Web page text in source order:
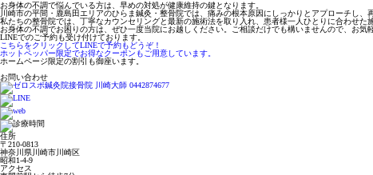
お身体の不調で悩んでいる方は、早めの対処が健康維持の鍵となります。
川崎市の平間・鹿島田エリアのひらま鍼灸・整骨院では、痛みの根本原因にしっかりとアプローチし、
私たちの整骨院では、 丁寧なカウンセリングと最新の施術法を取り入れ、患者様一人ひとりに合わせた
お身体の不調でお困りの方は、ぜひ一度当院にお越しください。ご相談だけでも構いませんので、お気
LINEでのご予約も受け付けております。
こちらをクリックしてLINEで予約もどうぞ！
ホットペッパー限定でお得なクーポンもご用意しています。
ホームページ限定の割引も御座います。
お問い合わせ
住所
〒210-0813
神奈川県川崎市川崎区
昭和1-4-9
アクセス